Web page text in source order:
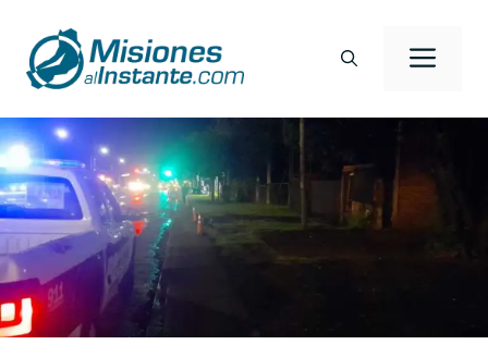
contenido